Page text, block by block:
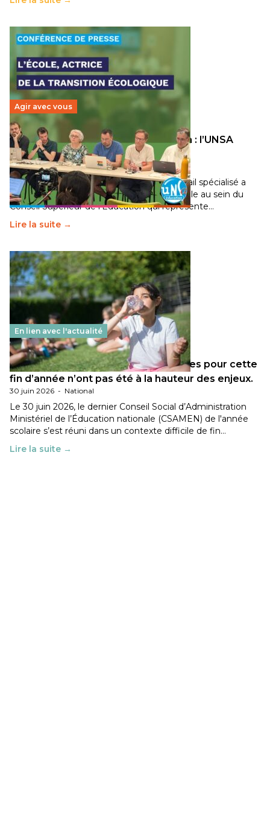
Agir avec vous
Transition écologique de l’éducation : l’UNSA
Éducation fait bouger les lignes
30 juin 2026-National
Pendant plusieurs mois, un groupe de travail spécialisé a
travaillé sur la transition écologique de l’Ecole au sein du
Conseil Supérieur de l’Éducation qui représente…
Lire la suite →
En lien avec l'actualité
Les décisions ministérielles attendues pour cette
fin d’année n’ont pas été à la hauteur des enjeux.
30 juin 2026 - National
Le 30 juin 2026, le dernier Conseil Social d’Administration
Ministériel de l’Éducation nationale (CSAMEN) de l'année
scolaire s’est réuni dans un contexte difficile de fin…
Lire la suite →